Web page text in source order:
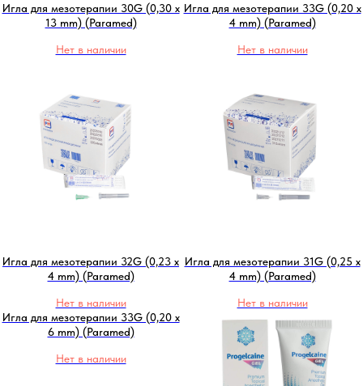
Игла для мезотерапии 30G (0,30 x
13 mm) (Paramed)
Нет в наличии
Игла для мезотерапии 33G (0,20 x
4 mm) (Paramed)
Нет в наличии
Игла для мезотерапии 32G (0,23 x
4 mm) (Paramed)
Нет в наличии
Игла для мезотерапии 31G (0,25 x
4 mm) (Paramed)
Нет в наличии
Игла для мезотерапии 33G (0,20 x
6 mm) (Paramed)
Нет в наличии